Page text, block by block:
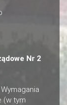
Nr 2
(w tym